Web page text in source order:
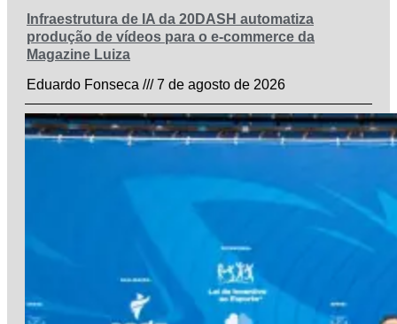
Infraestrutura de IA da 20DASH automatiza
produção de vídeos para o e-commerce da
Magazine Luiza
Eduardo Fonseca
7 de agosto de 2026